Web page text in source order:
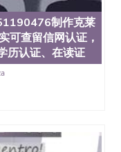
制作克莱
可查留信网认证，
历认证、在读证